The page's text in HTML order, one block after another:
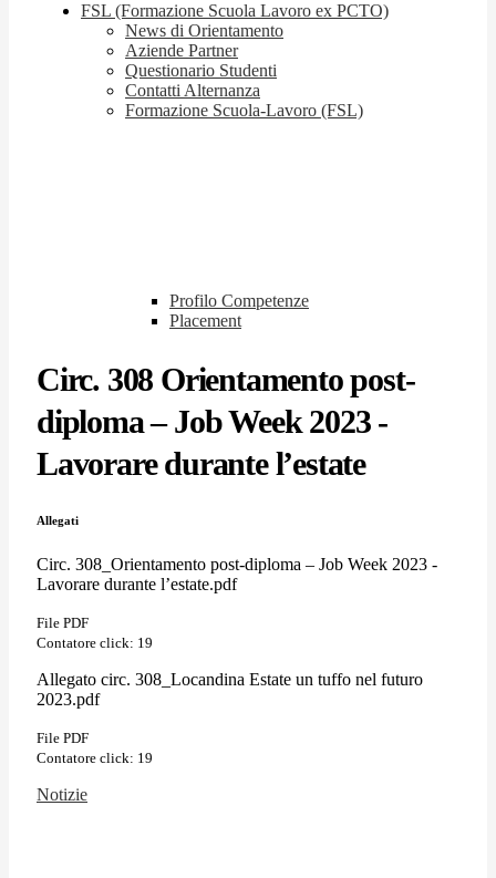
FSL (Formazione Scuola Lavoro ex PCTO)
News di Orientamento
Aziende Partner
Questionario Studenti
Contatti Alternanza
Formazione Scuola-Lavoro (FSL)
Profilo Competenze
Placement
Circ. 308 Orientamento post-
diploma – Job Week 2023 -
Lavorare durante l’estate
Allegati
Circ. 308_Orientamento post-diploma – Job Week 2023 -
Lavorare durante l’estate.pdf
File PDF
Contatore click: 19
Allegato circ. 308_Locandina Estate un tuffo nel futuro
2023.pdf
File PDF
Contatore click: 19
Notizie